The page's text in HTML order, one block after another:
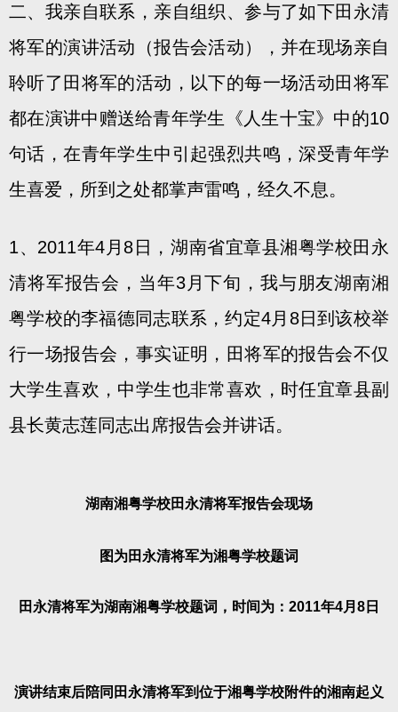
二、我亲自联系，亲自组织、参与了如下田永清
将军的演讲活动（报告会活动），并在现场亲自
聆听了田将军的活动，以下的每一场活动田将军
都在演讲中赠送给青年学生《人生十宝》中的10
句话，在青年学生中引起强烈共鸣，深受青年学
生喜爱，所到之处都掌声雷鸣，经久不息。
1、2011年4月8日，湖南省宜章县湘粤学校田永
清将军报告会，当年3月下旬，我与朋友湖南湘
粤学校的李福德同志联系，约定4月8日到该校举
行一场报告会，事实证明，田将军的报告会不仅
大学生喜欢，中学生也非常喜欢，时任宜章县副
县长黄志莲同志出席报告会并讲话。
湖南湘粤学校田永清将军报告会现场
图为田永清将军为湘粤学校题词
田永清将军为湖南湘粤学校题词，时间为：2011年4月8日
演讲结束后陪同田永清将军到位于湘粤学校附件的湘南起义